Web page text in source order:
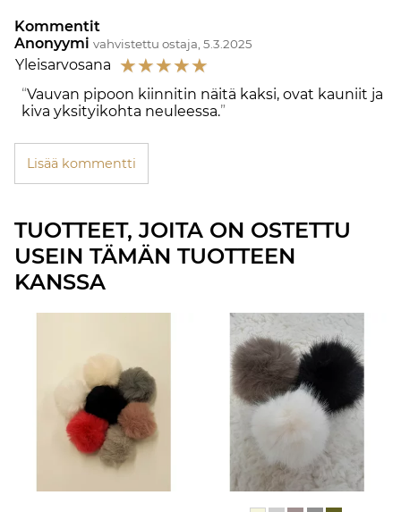
Kommentit
Anonyymi vahvistettu ostaja, 5.3.2025
Yleisarvosana ☆☆☆☆☆
Vauvan pipoon kiinnitin näitä kaksi, ovat kauniit ja
kiva yksityikohta neuleessa.
Lisää kommentti
TUOTTEET, JOITA ON OSTETTU
USEIN TÄMÄN TUOTTEEN
KANSSA